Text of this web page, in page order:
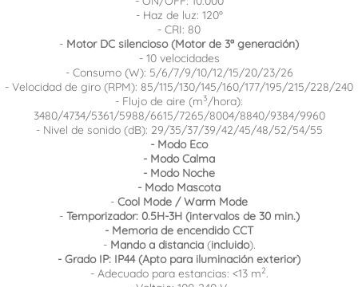
- Haz de luz: 120º
- CRI: 80
- Motor DC silencioso (Motor de 3ª generación)
- 10 velocidades
- Consumo (W): 5/6/7/9/10/12/15/20/23/26
- Velocidad de giro (RPM): 85/115/130/145/160/177/195/215/228/240
- Flujo de aire (m3/hora):
3480/4734/5361/5988/6615/7265/8004/8840/9384/9960
- Nivel de sonido (dB): 29/35/37/39/42/45/48/52/54/55
- Modo Eco
- Modo Calma
- Modo Noche
- Modo Mascota
- Cool Mode / Warm Mode
- Temporizador: 0.5H-3H (intervalos de 30 min.)
- Memoria de encendido CCT
- Mando a distancia(incluido).
- Grado IP: IP44 (Apto para iluminación exterior)
- Adecuado para estancias: <13 m2.